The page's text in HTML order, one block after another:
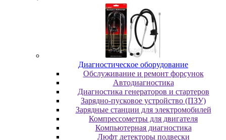
Диaгнocтичecкoe oбopудoвaниe
Oбcлуживaниe и peмoнт фopcунoк
Автодиагностика
Диагностика генераторов и стартеров
Зарядно-пусковое устройство (ПЗУ)
Зарядные станции для электромобилей
Компрессометры для двигателя
Компьютерная диагностика
Люфт детекторы подвески